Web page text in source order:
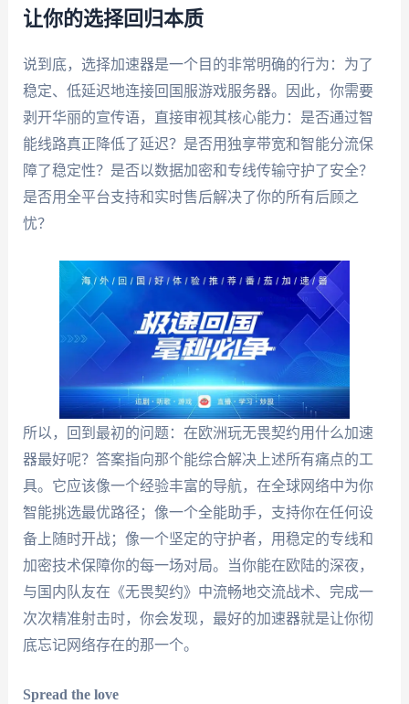
让你的选择回归本质
说到底，选择加速器是一个目的非常明确的行为：为了
稳定、低延迟地连接回国服游戏服务器。因此，你需要
剥开华丽的宣传语，直接审视其核心能力：是否通过智
能线路真正降低了延迟？是否用独享带宽和智能分流保
障了稳定性？是否以数据加密和专线传输守护了安全？
是否用全平台支持和实时售后解决了你的所有后顾之
忧？
所以，回到最初的问题：在欧洲玩无畏契约用什么加速
器最好呢？答案指向那个能综合解决上述所有痛点的工
具。它应该像一个经验丰富的导航，在全球网络中为你
智能挑选最优路径；像一个全能助手，支持你在任何设
备上随时开战；像一个坚定的守护者，用稳定的专线和
加密技术保障你的每一场对局。当你能在欧陆的深夜，
与国内队友在《无畏契约》中流畅地交流战术、完成一
次次精准射击时，你会发现，最好的加速器就是让你彻
底忘记网络存在的那一个。
Spread the love